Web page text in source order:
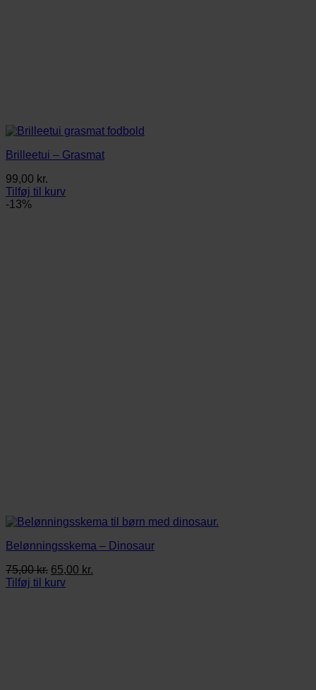
Brilleetui – Grasmat
99,00 kr.
Tilføj til kurv
-13%
Belønningsskema – Dinosaur
75,00kr. Den
oprindelige
65,00 kr.
Tilføj til kurv